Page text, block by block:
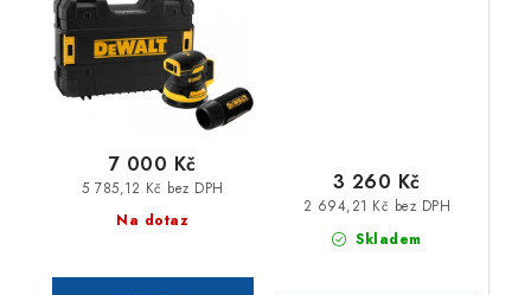
Na dotaz
5 785,12 Kč bez DPH
7 000 Kč
Skladem
2 694,21 Kč bez DPH
3 260 Kč